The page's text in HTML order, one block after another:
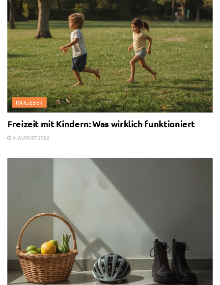
RATGEBER
Freizeit mit Kindern: Was wirklich funktioniert
4. AUGUST 2026